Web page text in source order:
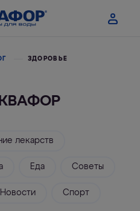
ЗДОРОВЬЕ
лекарств
Еда Советы
Новости Спорт